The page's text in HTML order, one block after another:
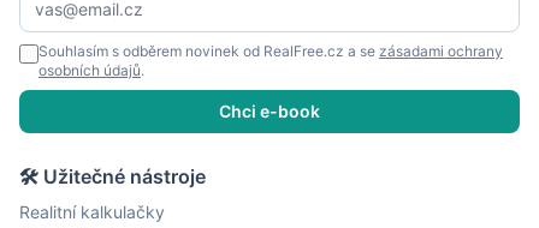
Souhlasím s odběrem novinek od RealFree.cz a se zásadami ochrany
osobních údajů.
Chci e-book
🛠 Užitečné nástroje
Realitní kalkulačky